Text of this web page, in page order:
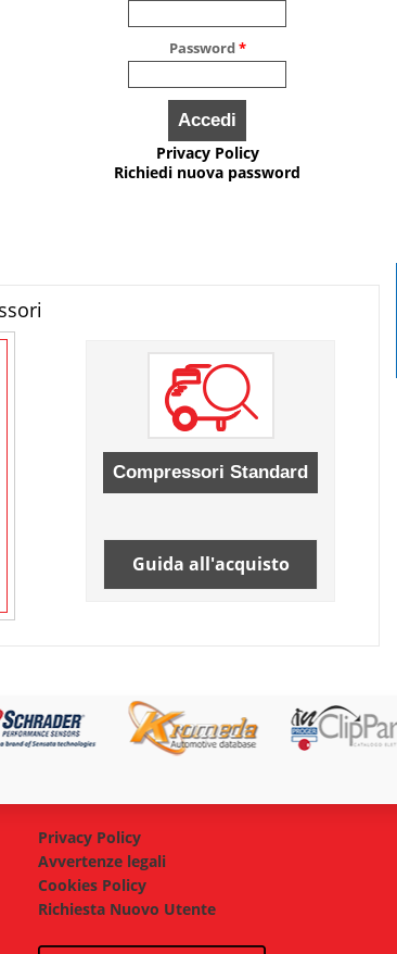
Password*
Privacy Policy
Richiedi nuova password
Guida all'acquisto
Privacy Policy
Avvertenze legali
Cookies Policy
Richiesta Nuovo Utente